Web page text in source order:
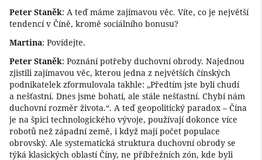
Peter Staněk: A teď máme zajímavou věc. Víte, co je největší
tendencí v Číně, kromě sociálního bonusu?
Martina: Povídejte.
Peter Staněk: Poznání potřeby duchovní obrody. Najednou
zjistili zajímavou věc, kterou jedna z největších čínských
podnikatelek zformulovala takhle: „Předtím jste byli chudí
a nešťastní. Dnes jsme bohatí, ale stále nešťastní. Chybí nám
duchovní rozměr života.“. A teď geopolitický paradox – Čína
je na špici technologického vývoje, používají dokonce více
robotů než západní země, i když mají počet populace
obrovský. Ale systematická struktura duchovní obrody se
týká klasických oblastí Číny, ne příbřežních zón, kde byli